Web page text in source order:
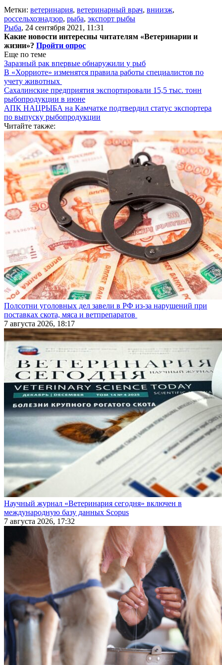
Метки: ветеринария, ветеринарный врач, вниизж,
россельхознадзор, рыба, экспорт рыбы
Рыба, 24 сентября 2021, 11:31
Какие новости интересны читателям «Ветеринарии и
жизни»? Пройти опрос
Еще по теме
Заразный рак впервые обнаружили у рыб
В «Хорриоте» изменятся правила работы специалистов по
учету животных
Сахалинские предприятия экспортировали 15,5 тыс. тонн
рыбопродукции в июне
АПК НАЦРЫБА на Камчатке подтвердил статус экспортера
по выпуску рыбопродукции
Читайте также:
Полсотни уголовных дел завели в РФ из-за нарушений при
поставках скота, мяса и ветпрепаратов
7 августа 2026, 18:17
Научный журнал «Ветеринария сегодня» включен в
международную базу данных Scopus
7 августа 2026, 17:32